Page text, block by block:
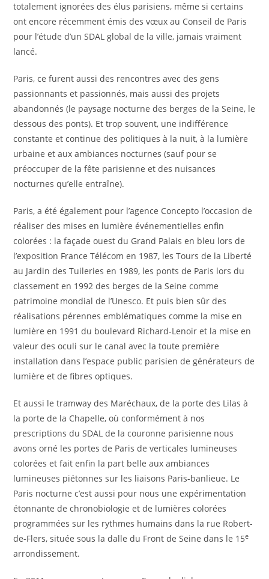
totalement ignorées des élus parisiens, même si certains
ont encore récemment émis des vœux au Conseil de Paris
pour l’étude d’un SDAL global de la ville, jamais vraiment
lancé.
Paris, ce furent aussi des rencontres avec des gens
passionnants et passionnés, mais aussi des projets
abandonnés (le paysage nocturne des berges de la Seine, le
dessous des ponts). Et trop souvent, une indifférence
constante et continue des politiques à la nuit, à la lumière
urbaine et aux ambiances nocturnes (sauf pour se
préoccuper de la fête parisienne et des nuisances
nocturnes qu’elle entraîne).
Paris, a été également pour l’agence Concepto l’occasion de
réaliser des mises en lumière événementielles enfin
colorées : la façade ouest du Grand Palais en bleu lors de
l’exposition France Télécom en 1987, les Tours de la Liberté
au Jardin des Tuileries en 1989, les ponts de Paris lors du
classement en 1992 des berges de la Seine comme
patrimoine mondial de l’Unesco. Et puis bien sûr des
réalisations pérennes emblématiques comme la mise en
lumière en 1991 du boulevard Richard-Lenoir et la mise en
valeur des oculi sur le canal avec la toute première
installation dans l’espace public parisien de générateurs de
lumière et de fibres optiques.
Et aussi le tramway des Maréchaux, de la porte des Lilas à
la porte de la Chapelle, où conformément à nos
prescriptions du SDAL de la couronne parisienne nous
avons orné les portes de Paris de verticales lumineuses
colorées et fait enfin la part belle aux ambiances
lumineuses piétonnes sur les liaisons Paris-banlieue. Le
Paris nocturne c’est aussi pour nous une expérimentation
étonnante de chronobiologie et de lumières colorées
programmées sur les rythmes humains dans la rue Robert-
de-Flers, située sous la dalle du Front de Seine dans le 15e
arrondissement.